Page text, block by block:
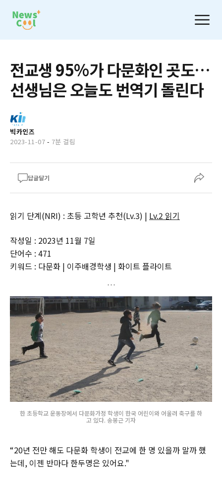
전교생 95%가 다문화인 곳도…
선생님은 오늘도 번역기 돌린다
빅카인즈
2023-11-07 - 7분 걸림
답글달기
읽기 단계(NRI) : 초등 고학년 추천(Lv.3) | Lv.2 읽기
작성일 : 2023년 11월 7일
단어수 : 471
키워드 : 다문화 | 이주배경학생 | 화이트 플라이트
한 초등학교 운동장에서 다문화가정 학생이 한국 어린이와 어울려 축구를 하
고 있다. 송봉근 기자
“20년 전만 해도 다문화 학생이 전교에 한 명 있을까 말까 했
는데, 이젠 반마다 한두명은 있어요."